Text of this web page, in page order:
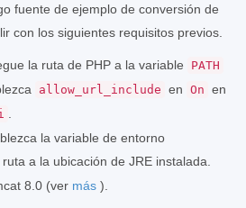
fuente de ejemplo de conversión de
con los siguientes requisitos previos.
la ruta de PHP a la variable PATH
allow_url_include en On en
la variable de entorno
a la ubicación de JRE instalada.
8.0 (ver más ).